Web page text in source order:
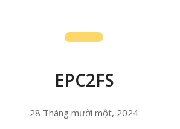
EPC2FS
28 Tháng mười một, 2024